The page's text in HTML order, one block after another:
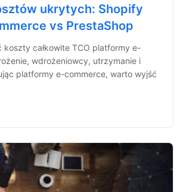
ukrytych: Shopify
vs PrestaShop
koszty całkowite TCO platformy e-
wdrożeniowcy, utrzymanie i
platformy e-commerce, warto wyjść